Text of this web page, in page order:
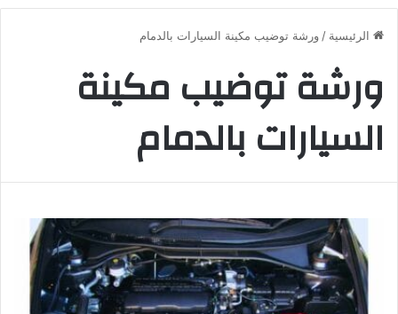
الرئيسية / ورشة توضيب مكينة السيارات بالدمام
ورشة توضيب مكينة
السيارات بالدمام